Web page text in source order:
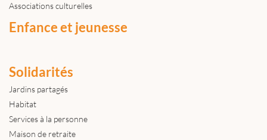
Associations culturelles
Enfance et jeunesse
Solidarités
Jardins partagés
Habitat
Services à la personne
Maison de retraite